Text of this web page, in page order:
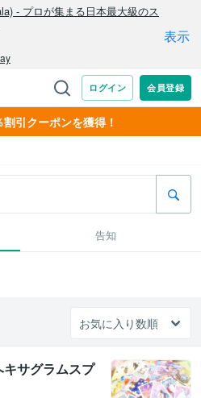
引クーポンを獲得！
告知
サグラムスプ